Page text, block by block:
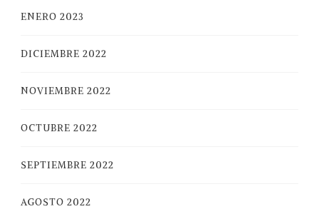
ENERO 2023
DICIEMBRE 2022
NOVIEMBRE 2022
OCTUBRE 2022
SEPTIEMBRE 2022
AGOSTO 2022